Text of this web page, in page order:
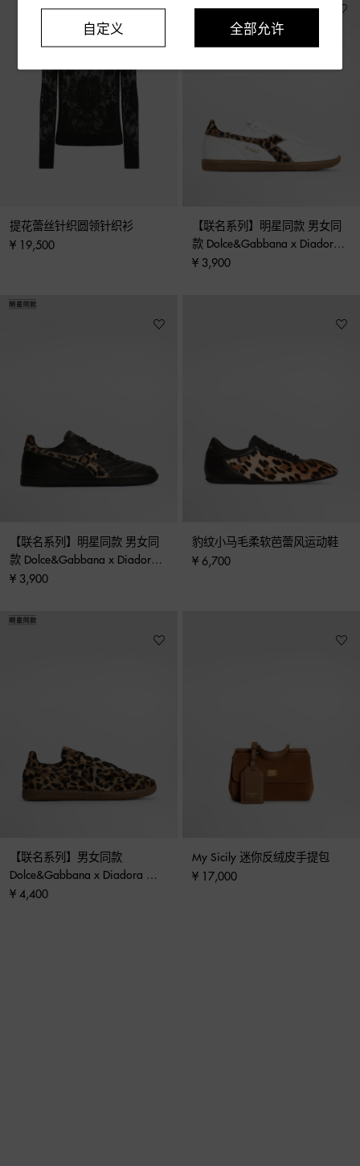
提花蕾丝针织圆领针织衫
¥ 19,500
【联名系列】明星同款 男女同
款 Dolce&Gabbana x Diadora
运动鞋
¥ 3,900
【联名系列】明星同款 男女同
款 Dolce&Gabbana x Diadora
运动鞋
¥ 3,900
豹纹小马毛柔软芭蕾风运动鞋
¥ 6,700
【联名系列】男女同款
Dolce&Gabbana x Diadora 运
动鞋
¥ 4,400
My Sicily 迷你反绒皮手提包
¥ 17,000
自定义 全部允许